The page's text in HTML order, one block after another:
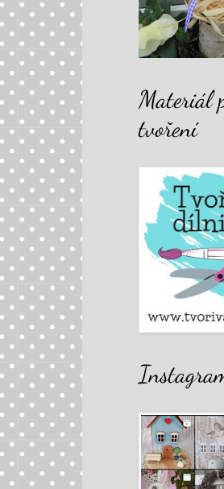
Materiál
tvoření